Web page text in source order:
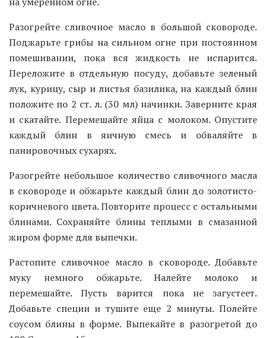
Разогрейте сливочное масло в большой сковороде.
Поджарьте грибы на сильном огне при постоянном
помешивании, пока вся жидкость не испарится.
Переложите в отдельную посуду, добавьте зеленый
лук, курицу, сыр и листья базилика, на каждый блин
положите по 2 ст. л. (30 мл) начинки. Заверните края
и скатайте. Перемешайте яйца с молоком. Опустите
каждый блин в яичную смесь и обваляйте в
панировочных сухарях.
Разогрейте небольшое количество сливочного масла
в сковороде и обжарьте каждый блин до золотисто-
коричневого цвета. Повторите процесс с остальными
блинами. Сохраняйте блины теплыми в смазанной
жиром форме для выпечки.
Растопите сливочное масло в сковороде. Добавьте
муку немного обжарьте. Налейте молоко и
перемешайте. Пусть варится пока не загустеет.
Добавьте специи и тушите еще 2 минуты. Полейте
соусом блины в форме. Выпекайте в разогретой до